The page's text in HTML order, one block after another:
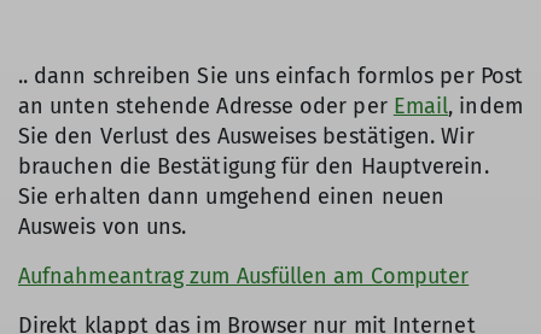
.. dann schreiben Sie uns einfach formlos per Post
an unten stehende Adresse oder per Email, indem
Sie den Verlust des Ausweises bestätigen. Wir
brauchen die Bestätigung für den Hauptverein.
Sie erhalten dann umgehend einen neuen
Ausweis von uns.
Aufnahmeantrag zum Ausfüllen am Computer
Direkt klappt das im Browser nur mit Internet